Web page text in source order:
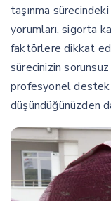
taşınma
yorumları, sigorta
faktörlere dikkat
sürecinizin
profesyonel destek
düşündüğünüzden